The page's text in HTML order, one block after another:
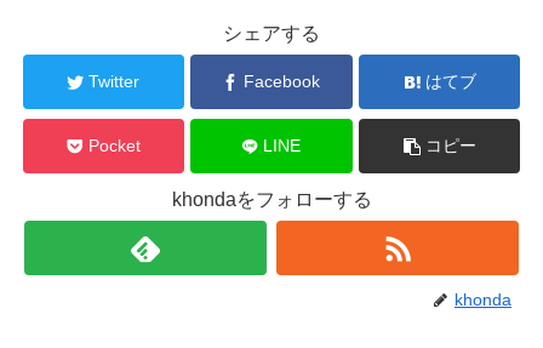
シェアする
Twitter Facebook はてブ
Pocket LINE コピー
khondaをフォローする
khonda